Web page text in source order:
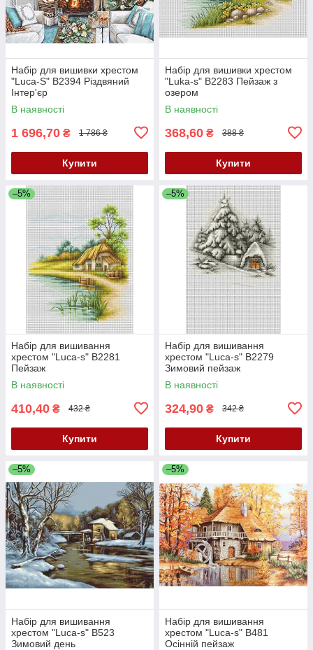
Набір для вишивки хрестом
"Luca-S" B2394 Різдвяний
Інтер'єр
В наявності
1 696,70 ₴ 1 786 ₴
Купити
Набір для вишивки хрестом
"Luka-s" B2283 Пейзаж з
озером
В наявності
368,60 ₴ 388 ₴
Купити
–5%
Набір для вишивання
хрестом "Luca-s" B2281
Пейзаж
В наявності
410,40 ₴ 432 ₴
Купити
–5%
Набір для вишивання
хрестом "Luca-s" B2279
Зимовий пейзаж
В наявності
324,90 ₴ 342 ₴
Купити
–5%
Набір для вишивання
хрестом "Luca-s" B523
Зимовий день
–5%
Набір для вишивання
хрестом "Luca-s" B481
Осінній пейзаж